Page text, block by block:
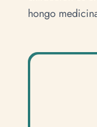
hongo